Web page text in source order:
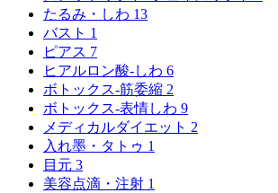
たるみ・しわ 13
バスト 1
ピアス 7
ヒアルロン酸-しわ 6
ボトックス‐筋委縮 2
ボトックス‐表情しわ 9
メディカルダイエット 2
入れ墨・タトゥ 1
目元 3
美容点滴・注射 1